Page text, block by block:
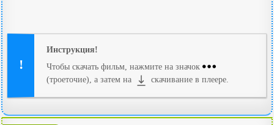
Инструкция!
Чтобы скачать фильм, нажмите на значок
(троеточие), а затем на
скачивание в плеере.